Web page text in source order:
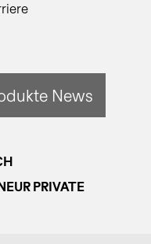
News
PRIVATE